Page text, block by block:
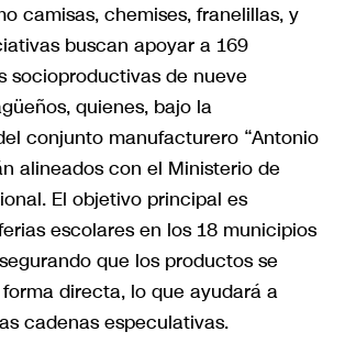
camisas, chemises, franelillas, y
buscan apoyar a 169
socioproductivas de nueve
quienes, bajo la
conjunto manufacturero “Antonio
alineados con el Ministerio de
El objetivo principal es
escolares en los 18 municipios
que los productos se
directa, lo que ayudará a
cadenas especulativas.